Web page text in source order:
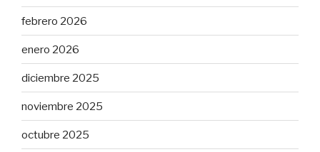
febrero 2026
enero 2026
diciembre 2025
noviembre 2025
octubre 2025